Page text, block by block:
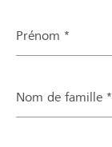
Prénom *
Nom de famille *